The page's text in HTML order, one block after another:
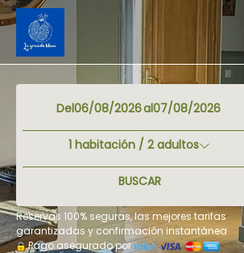
Del al
1 habitación / 2adultos
BUSCAR
Reservas 100% seguras, las mejores tarifas
garantizadas y confirmación instantánea
Pago asegurado por